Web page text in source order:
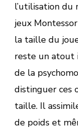
l’utilisation du
jeux
la taille du
reste un atout
de la
distinguer ces
taille. Il
de poids et